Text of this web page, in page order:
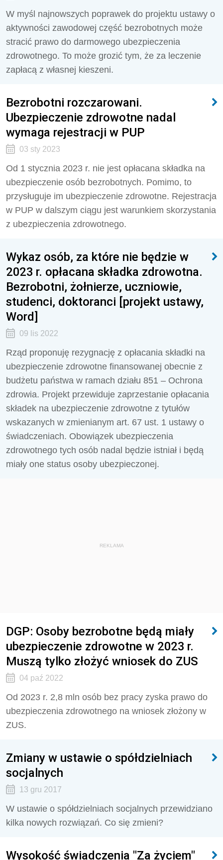
W myśl najnowszych poprawek do projektu ustawy o
aktywności zawodowej część bezrobotnych może
stracić prawo do darmowego ubezpieczenia
zdrowotnego. To może grozić tym, że za leczenie
zapłacą z własnej kieszeni.
Bezrobotni rozczarowani.
Ubezpieczenie zdrowotne nadal
wymaga rejestracji w PUP
03 sty 2023
Od 1 stycznia 2023 r. nie jest opłacana składka na
ubezpieczenie osób bezrobotnych. Pomimo, to
przysługuje im ubezpieczenie zdrowotne. Rejestracja
w PUP w dalszym ciągu jest warunkiem skorzystania
z ubezpieczenia zdrowotnego.
Wykaz osób, za które nie będzie w
2023 r. opłacana składka zdrowotna.
Bezrobotni, żołnierze, uczniowie,
studenci, doktoranci [projekt ustawy,
Word]
09 lis 2022
Rząd proponuję rezygnację z opłacania składki na
ubezpieczenie zdrowotne finansowanej obecnie z
budżetu państwa w ramach działu 851 – Ochrona
zdrowia. Projekt przewiduje zaprzestanie opłacania
składek na ubezpieczenie zdrowotne z tytułów
wskazanych w zmienianym art. 67 ust. 1 ustawy o
świadczeniach. Obowiązek ubezpieczenia
zdrowotnego tych osób nadal będzie istniał i będą
miały one status osoby ubezpieczonej.
REKLAMA
DGP: Osoby bezrobotne będą miały
ubezpieczenie zdrowotne w 2023 r.
Muszą tylko złożyć wniosek do ZUS
04 paź 2022
Od 2023 r. 2,8 mln osób bez pracy zyska prawo do
ubezpieczenia zdrowotnego na wniosek złożony w
ZUS.
Zmiany w ustawie o spółdzielniach
socjalnych
13 gru 2017
W ustawie o spółdzielniach socjalnych przewidziano
kilka nowych rozwiązań. Co się zmieni?
Wysokość świadczenia "Za życiem"